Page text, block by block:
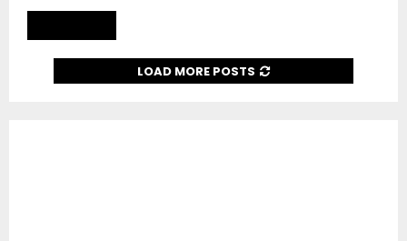
LOAD MORE POSTS